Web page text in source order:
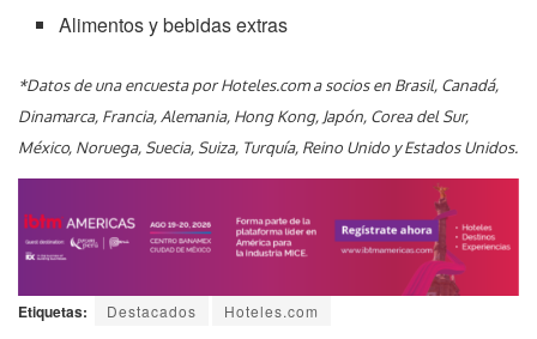
Alimentos y bebidas extras
*Datos de una encuesta por Hoteles.com a socios en Brasil, Canadá,
Dinamarca, Francia, Alemania, Hong Kong, Japón, Corea del Sur,
México, Noruega, Suecia, Suiza, Turquía, Reino Unido y Estados Unidos.
Etiquetas: Destacados Hoteles.com